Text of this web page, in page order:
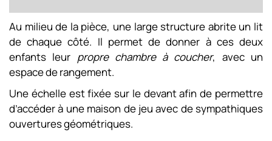
Au milieu de la pièce, une large structure abrite un lit
de chaque côté. Il permet de donner à ces deux
enfants leur propre chambre à coucher, avec un
espace de rangement.
Une échelle est fixée sur le devant afin de permettre
d’accéder à une maison de jeu avec de sympathiques
ouvertures géométriques.